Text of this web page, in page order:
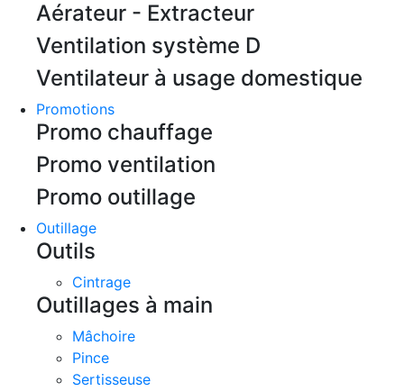
Aérateur - Extracteur
Ventilation système D
Ventilateur à usage domestique
Promotions
Promo chauffage
Promo ventilation
Promo outillage
Outillage
Outils
Cintrage
Outillages à main
Mâchoire
Pince
Sertisseuse